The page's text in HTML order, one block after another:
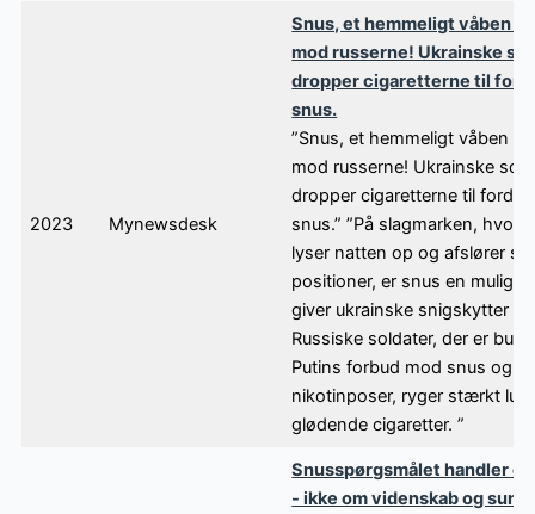
2023 Mynewsdesk
Snus, et hemmeligt våben i
mod russerne! Ukrainske
dropper cigaretterne til
snus.
”Snus, et hemmeligt våben i
mod russerne! Ukrainske
dropper cigaretterne til fordel
snus.” ”På slagmarken, hvor
lyser natten op og afslører
positioner, er snus en
giver ukrainske snigskytter
Russiske soldater, der er
Putins forbud mod snus og
nikotinposer, ryger stærkt
glødende cigaretter. ”
Snusspørgsmålet handler
- ikke om videnskab og